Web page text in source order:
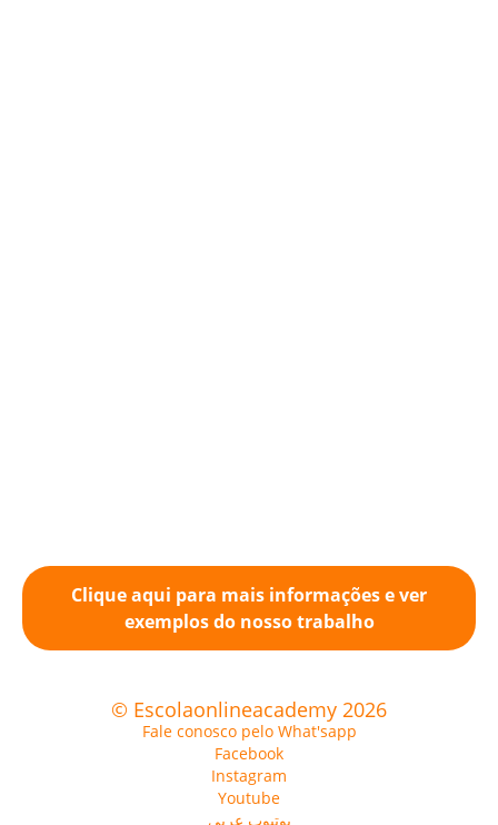
Clique aqui para mais informações e ver
exemplos do nosso trabalho
© Escolaonlineacademy 2026
Fale conosco pelo What'sapp
Facebook
Instagram
Youtube
يوتيوب عربي